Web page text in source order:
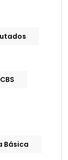
CBS
Básica